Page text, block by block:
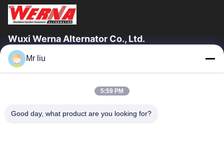
Wuxi Werna Alternator Co., Ltd.
Hızlı Bağlantılar
Bizim Hakkımızda
Fabrika Turu
Kalite Kontrolü
Mr liu
5:59 PM
Good day, what product are you looking for?